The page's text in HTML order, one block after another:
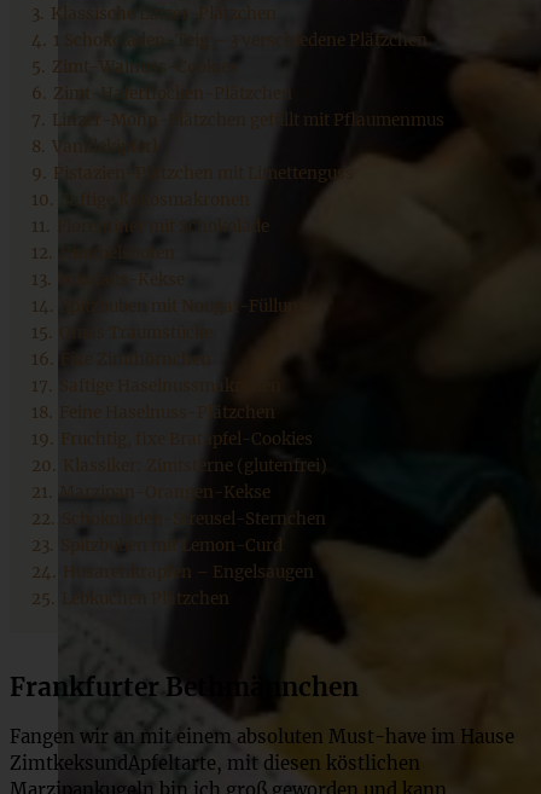
3. Klassische Linzer-Plätzchen
4. 1 Schokoladen-Teig – 3 verschiedene Plätzchen
5. Zimt-Walnuss-Cookies
6. Zimt-Haferflocken-Plätzchen
7. Linzer-Mohn-Plätzchen gefüllt mit Pflaumenmus
8. Vanillekipferl
9. Pistazien-Plätzchen mit Limettenguss
10.
Saftige Kokosmakronen
11.
Florentiner mit Schokolade
12.
13.
Nikolaus-Kekse
14.
Spitzbuben mit Nougat-Füllung
15.
16.
Fixe Zimthörnchen
17.
Saftige Haselnussmakronen
18. Feine Haselnuss-Plätzchen
19. Fruchtig, fixe Bratapfel-Cookies
20. Klassiker: Zimtsterne (glutenfrei)
21. Marzipan-Orangen-Kekse
22.
Schokoladen-Streusel-Sternchen
23.
Spitzbuben mit Lemon-Curd
24. Husarenkrapfen – Engelsaugen
25. Lebkuchen Plätzchen
Frankfurter Bethmännchen
Fangen wir an mit einem absoluten Must-have im Hause
ZimtkeksundApfeltarte, mit diesen köstlichen
Marzipankugeln bin ich groß geworden und kann